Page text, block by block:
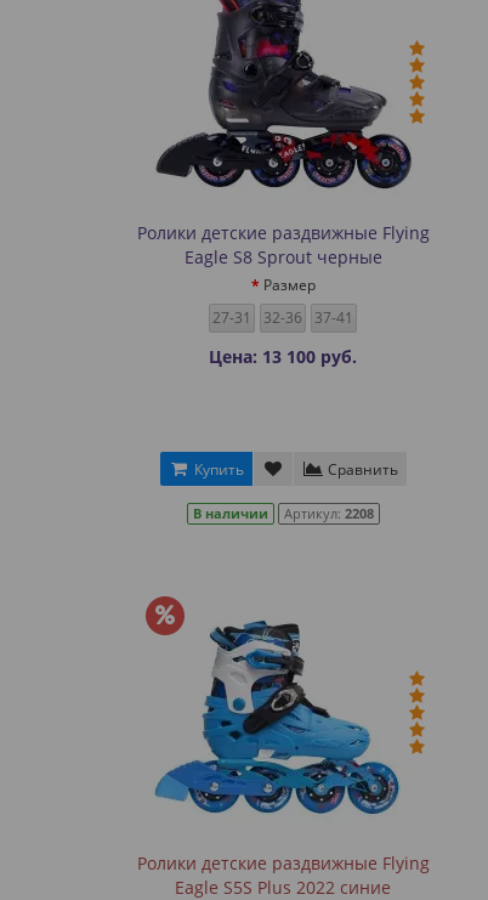
Ролики детские раздвижные Flying
Eagle S8 Sprout черные
Размер
27-31
32-36 37-41
Цена: 13 100 руб.
Купить Сравнить
В наличии Артикул: 2208
Ролики детские раздвижные Flying
Eagle S5S Plus 2022 синие